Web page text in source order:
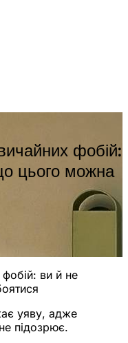
фобій:
цього можна
фобій: ви й не
уяву, адже
підозрює.